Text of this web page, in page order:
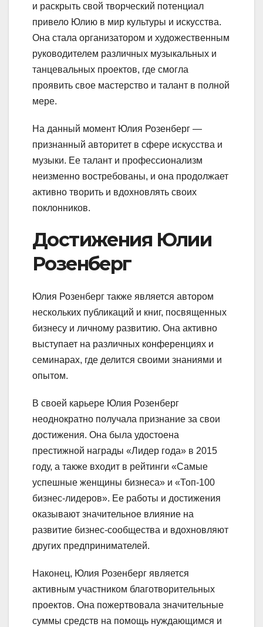
и раскрыть свой творческий потенциал
привело Юлию в мир культуры и искусства.
Она стала организатором и художественным
руководителем различных музыкальных и
танцевальных проектов, где смогла
проявить свое мастерство и талант в полной
мере.
На данный момент Юлия Розенберг —
признанный авторитет в сфере искусства и
музыки. Ее талант и профессионализм
неизменно востребованы, и она продолжает
активно творить и вдохновлять своих
поклонников.
Достижения Юлии
Розенберг
Юлия Розенберг также является автором
нескольких публикаций и книг, посвященных
бизнесу и личному развитию. Она активно
выступает на различных конференциях и
семинарах, где делится своими знаниями и
опытом.
В своей карьере Юлия Розенберг
неоднократно получала признание за свои
достижения. Она была удостоена
престижной награды «Лидер года» в 2015
году, а также входит в рейтинги «Самые
успешные женщины бизнеса» и «Топ-100
бизнес-лидеров». Ее работы и достижения
оказывают значительное влияние на
развитие бизнес-сообщества и вдохновляют
других предпринимателей.
Наконец, Юлия Розенберг является
активным участником благотворительных
проектов. Она пожертвовала значительные
суммы средств на помощь нуждающимся и